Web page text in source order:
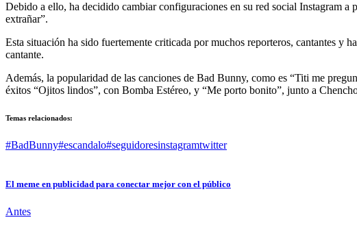
Debido a ello, ha decidido cambiar configuraciones en su red social Instagram
extrañar”.
Esta situación ha sido fuertemente criticada por muchos reporteros, cantantes y
cantante.
Además, la popularidad de las canciones de Bad Bunny, como es “Titi me
éxitos “Ojitos lindos”, con Bomba Estéreo, y “Me porto bonito”, junto a
Temas relacionados:
#BadBunny#escandalo#seguidoresinstagramtwitter
El meme en publicidad para conectar mejor con el público
Antes